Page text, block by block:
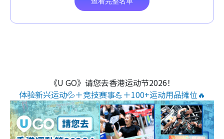
《U GO》请您去香港运动节2026！
体验新兴运动💦＋竞技赛事💪＋100+运动用品摊位🔥